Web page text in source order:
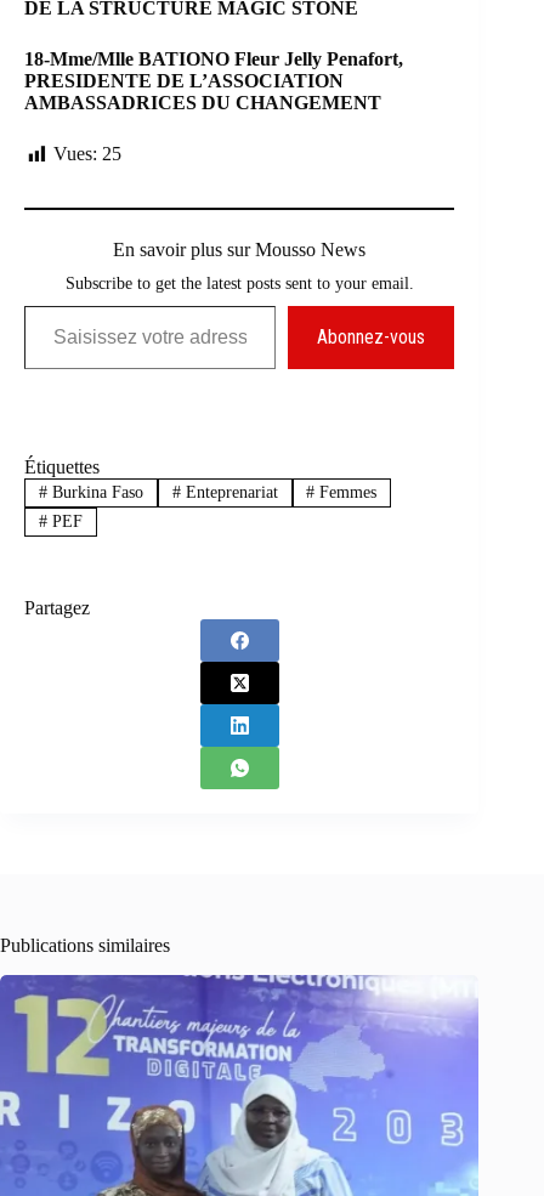
DE LA STRUCTURE MAGIC STONE
18-Mme/Mlle BATIONO Fleur Jelly Penafort,
PRESIDENTE DE L’ASSOCIATION
AMBASSADRICES DU CHANGEMENT
Vues: 25
En savoir plus sur Mousso News
Subscribe to get the latest posts sent to your email.
Saisissez votre adresse e-mail…
Abonnez-vous
Étiquettes
#Burkina Faso #Enteprenariat # Femmes
#PEF
Partagez
Publications similaires